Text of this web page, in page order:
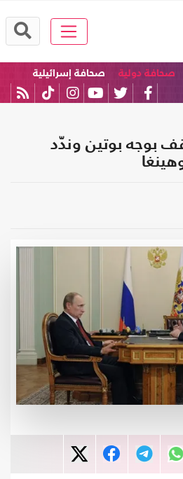
صحافة دولية صحافة إسرائيلية
بوجه بوتين وندّد